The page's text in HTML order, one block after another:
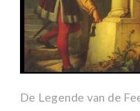
De Legende van de